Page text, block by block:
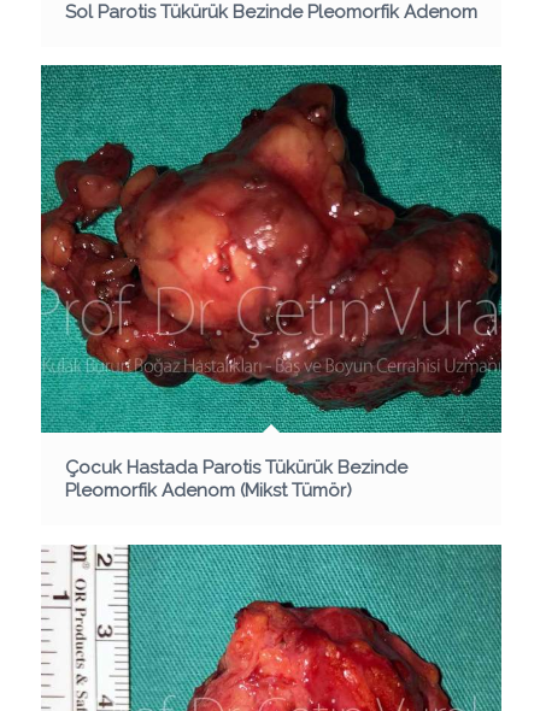
Sol Parotis Tükürük Bezinde Pleomorfik Adenom
Çocuk Hastada Parotis Tükürük Bezinde
Pleomorfik Adenom (Mikst Tümör)